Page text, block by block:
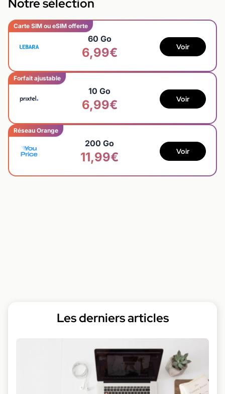
Notre sélection
Carte SIM ou eSIM offerte
60 Go
6,99€ Voir
Forfait ajustable
10 Go
6,99€ Voir
Réseau Orange
200 Go
11,99€ Voir
Les derniers articles